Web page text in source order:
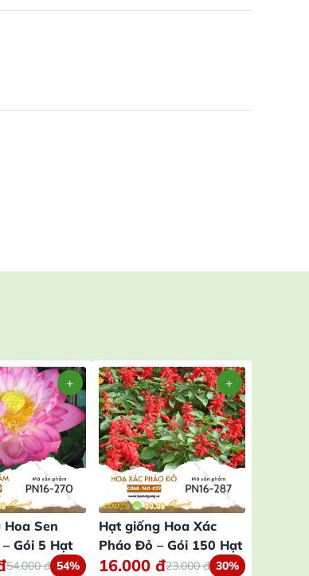
Sen
Gói 5 Hạt
54.000đ 54%
Hạt giống Hoa Xác
Pháo Đỏ – Gói 150 Hạt
16.000 đ23.000đ 30%